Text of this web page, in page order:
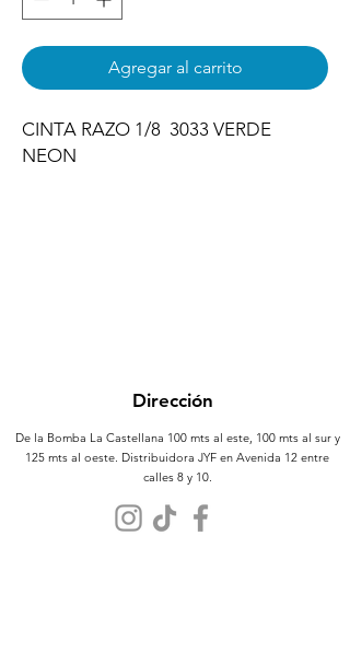
Agregar al carrito
CINTA RAZO 1/8  3033 VERDE
NEON
Dirección
De la Bomba La Castellana 100 mts al este, 100 mts al sur y
125 mts al oeste. Distribuidora JYF en Avenida 12 entre
calles 8 y 10.